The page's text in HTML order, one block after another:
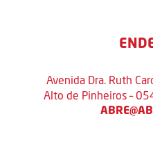
Avenida Dra. Ruth
Alto de Pinheiros –